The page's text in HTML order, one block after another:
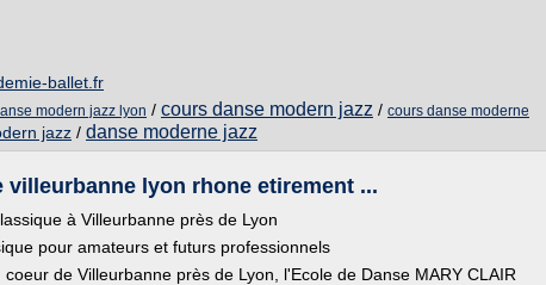
ballet.fr
modern jazz lyon / cours danse modern jazz / cours danse moderne
jazz / danse moderne jazz
villeurbanne lyon rhone etirement ...
à Villeurbanne près de Lyon
pour amateurs et futurs professionnels
de Villeurbanne près de Lyon, l'Ecole de Danse MARY CLAIR